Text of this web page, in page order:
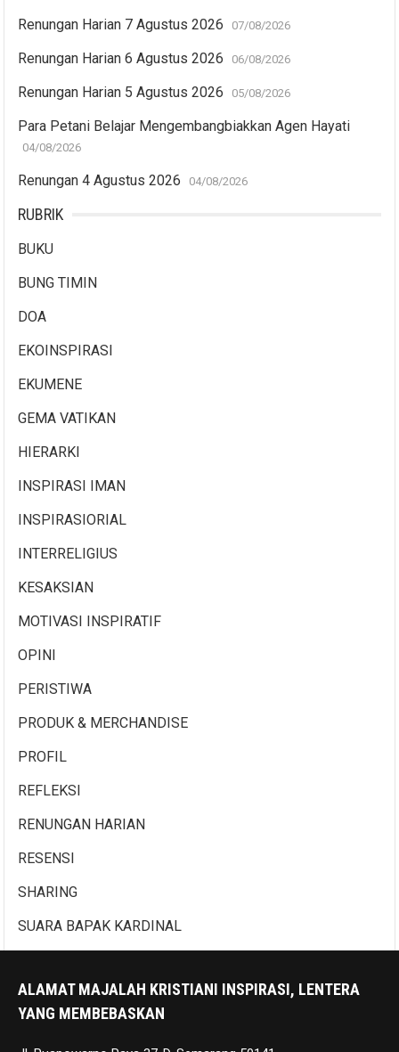
Renungan Harian 7 Agustus 2026 07/08/2026
Renungan Harian 6 Agustus 2026 06/08/2026
Renungan Harian 5 Agustus 2026 05/08/2026
Para Petani Belajar Mengembangbiakkan Agen Hayati
04/08/2026
Renungan 4 Agustus 2026 04/08/2026
RUBRIK
BUKU
BUNG TIMIN
DOA
EKOINSPIRASI
EKUMENE
GEMA VATIKAN
HIERARKI
INSPIRASI IMAN
INSPIRASIORIAL
INTERRELIGIUS
KESAKSIAN
MOTIVASI INSPIRATIF
OPINI
PERISTIWA
PRODUK & MERCHANDISE
PROFIL
REFLEKSI
RENUNGAN HARIAN
RESENSI
SHARING
SUARA BAPAK KARDINAL
ALAMAT MAJALAH KRISTIANI INSPIRASI, LENTERA
YANG MEMBEBASKAN